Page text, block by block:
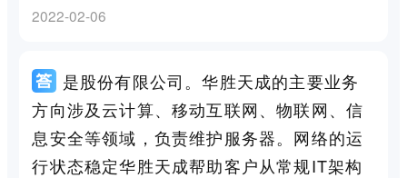
2022-02-06
是股份有限公司。华胜天成的主要业务
方向涉及云计算、移动互联网、物联网、信
息安全等领域，负责维护服务器。网络的运
行状态稳定华胜天成帮助客户从常规IT架构